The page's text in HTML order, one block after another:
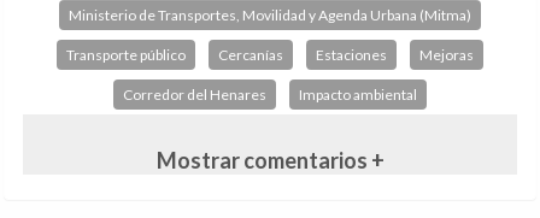
Ministerio de Transportes, Movilidad y Agenda Urbana (Mitma)
Transporte público Cercanías Estaciones Mejoras
Corredor del Henares Impacto ambiental
Mostrar comentarios +